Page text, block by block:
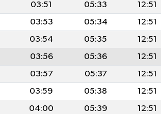
03:51 05:33 12:51
03:53 05:34 12:51
03:54 05:35 12:51
03:56 05:36 12:51
03:57 05:37 12:51
03:59 05:38 12:51
04:00 05:39 12:51